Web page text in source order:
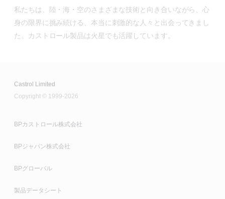
私たちは、陸・海・空のさまざまな技術と向き合いながら、心
身の限界に挑み続ける、本当に刺激的な人々と出会ってきまし
Castrol Limited
Copyright © 1999-2026
BPカストロール株式会社
BPジャパン株式会社
BPグローバル
製品データシート